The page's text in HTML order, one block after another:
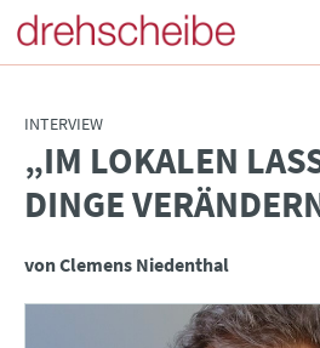
INTERVIEW
„IM LOKALEN
DINGE
von Clemens Niedenthal